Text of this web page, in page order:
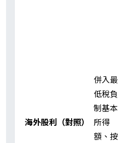
海外股利（對照）
併入最
低稅負
制基本
所得
額、按